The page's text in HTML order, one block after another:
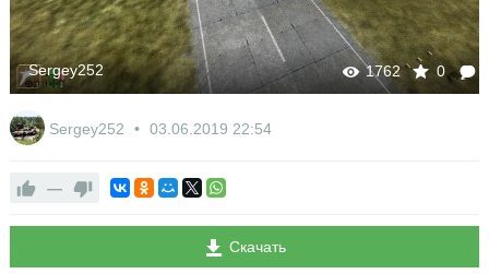
1762 0
Sergey252
Sergey252 03.06.2019 22:54
—
Скачать